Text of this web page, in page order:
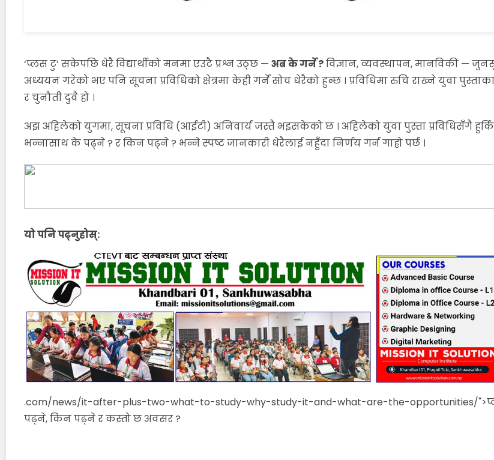
‘प्लस टु’ सकेपछि धेरै विद्यार्थीको मनमा एउटै प्रश्न उठ्छ — अब के गर्ने ?विज्ञान, व्यवस्थापन, मानविकी —
अध्ययन गरेको भए पनि सूचना प्रविधिको क्षेत्रमा केही गर्ने सोच धेरैको हुन्छ । प्रविधिमा रुचि राख्ने युवा
र चुनौती दुवै हो ।
अझ अहिलेको युगमा, सूचना प्रविधि (आईटी) अनिवार्य जस्तै भइसकेको छ । अहिलेको युवा पुस्ता प्रविधिसँगै
भन्नासाथ के पढ्ने ? र किन पढ्ने ? भन्ने स्पष्ट जानकारी धेरैलाई नहुँदा निर्णय गर्न गाह्रो पर्छ ।
यो पनि पढ्नुहोस्:
.com/news/it-after-plus-two-what-to-study-why-study-it-and-what-are-the-opportunities/
पढ्ने, किन पढ्ने र कस्तो छ अवसर ?